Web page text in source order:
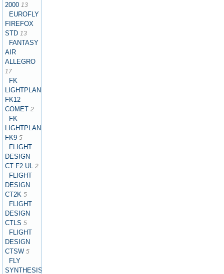
2000 13
EUROFLY
FIREFOX
STD 13
FANTASY
AIR
ALLEGRO
17
FK
LIGHTPLANES
FK12
COMET 2
FK
LIGHTPLANES
FK9 5
FLIGHT
DESIGN
CT F2 UL 2
FLIGHT
DESIGN
CT2K 5
FLIGHT
DESIGN
CTLS 5
FLIGHT
DESIGN
CTSW 5
FLY
SYNTHESIS